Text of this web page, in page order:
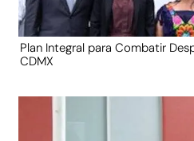
Plan Integral para Combatir
CDMX